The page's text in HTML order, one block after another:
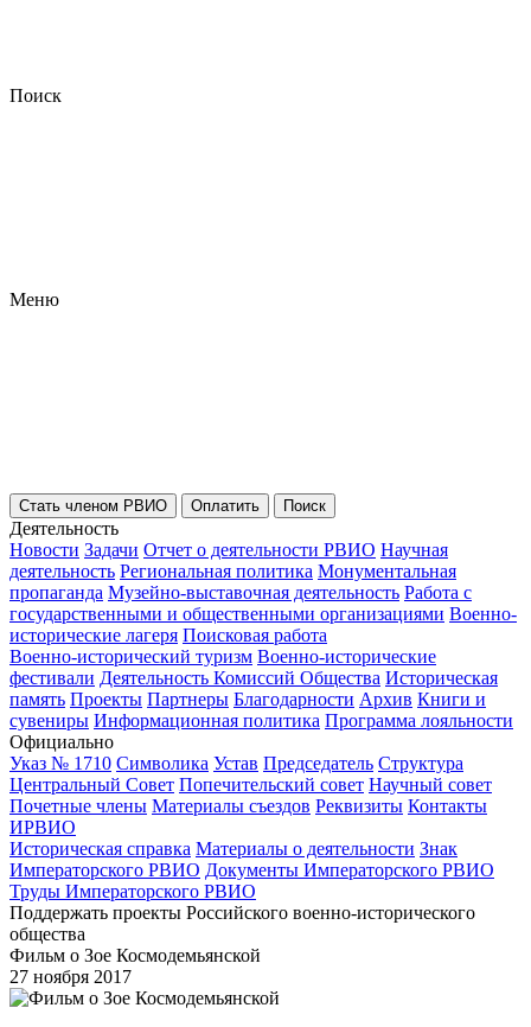
Поиск
Меню
Стать членом РВИО Оплатить Поиск
Деятельность
Новости Задачи Отчет о деятельности РВИО Научная
деятельность Региональная политика Монументальная
пропаганда Музейно-выставочная деятельность Работа с
государственными и общественными организациями Военно-
исторические лагеря Поисковая работа
Военно-исторический туризм Военно-исторические
фестивали Деятельность Комиссий Общества Историческая
память Проекты Партнеры Благодарности Архив Книги и
сувениры Информационная политика Программа лояльности
Официально
Указ № 1710 Символика Устав Председатель Структура
Центральный Совет Попечительский совет Научный совет
Почетные члены Материалы съездов Реквизиты Контакты
ИРВИО
Историческая справка Материалы о деятельности Знак
Императорского РВИО Документы Императорского РВИО
Труды Императорского РВИО
Поддержать проекты Российского военно-исторического
общества
Фильм о Зое Космодемьянской
27 ноября 2017